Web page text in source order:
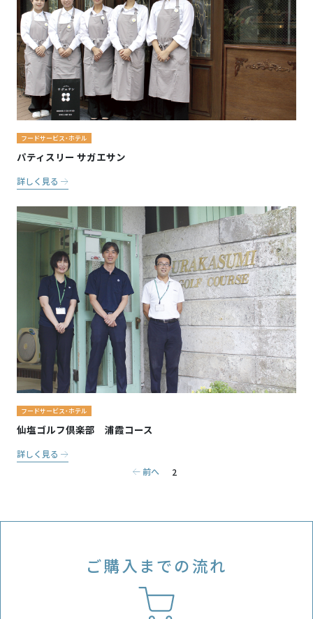
フードサービス・ホテル
パティスリー サガエサン
詳しく見る
フードサービス・ホテル
仙塩ゴルフ倶楽部 浦霞コース
詳しく見る
前へ
2
ご購入までの流れ